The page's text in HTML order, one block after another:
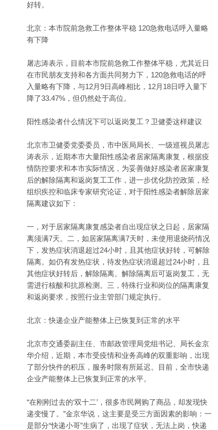
好转。
北京：本市院前急救工作整体平稳 120急救电话呼入量略
有下降
屠志涛表示，目前本市院前急救工作整体平稳，尤其近日
在市民朋友支持和各方面共同努力下，120急救电话的呼
入量略有下降，与12月9日高峰相比，12月18日呼入量下
降了33.47%，但仍然处于高位。
阳性感染者什么情况下可以返岗复工？卫健委这样建议
北京市卫健委党委委员，市中医局局长、一级巡视员屠志
涛表示，近期本市大量阳性感染者居家隔离康复，根据疫
情防控要求和本市实际情况，为妥善做好感染者居家康复
后的解除隔离和返岗复工工作，进一步优化防控政策，经
组织疾控和临床专家研究论证，对于阳性感染者解除居家
隔离建议如下：
一，对于居家隔离康复感染者自出现症状之日起，居家隔
离须满7天。二，如居家隔离满7天时，未使用退烧药情况
下，发热症状消退超过24小时，且其他症状好转，可解除
隔离。如仍有发热症状，待发热症状消退超过24小时，且
其他症状好转后，解除隔离。解除隔离后可返岗复工，无
需进行核酸和抗原检测。三，特殊行业和岗位的隔离康复
和返岗要求，按照行业主管部门规定执行。
北京：快递企业产能整体上已恢复到正常的水平
北京市交通委副主任、市邮政管理局党组书记、局长金京
华介绍，近期，本市受疫情和业务高峰的双重影响，出现
了部分快件的积压，服务时限有所延迟。目前，全市快递
企业产能整体上已恢复到正常的水平。
“在刚刚过去的‘双十二’，很多市民网购了商品，却发现快
递变慢了。”金京华说，这主要是受三方面因素的影响：一
是部分“快递小哥”生病了，出现了症状，无法上岗，快递